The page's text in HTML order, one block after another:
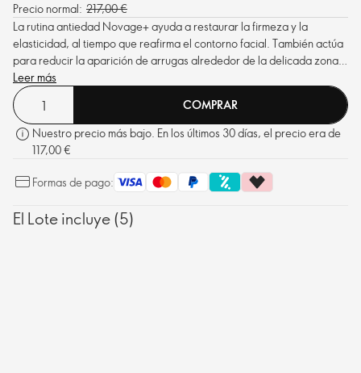
Precio normal: 217,00 €
La rutina antiedad Novage+ ayuda a restaurar la firmeza y la
elasticidad, al tiempo que reafirma el contorno facial. También actúa
para reducir la aparición de arrugas alrededor de la delicada zona
del contorno de ojos. Formulado para proporcionar un rendimiento
superior a la piel, dejándola tersa.
Leer más
COMPRAR
Nuestro precio más bajo. En los últimos 30 días, el precio era de
117,00 €
Formas de pago:
El Lote incluye (5)